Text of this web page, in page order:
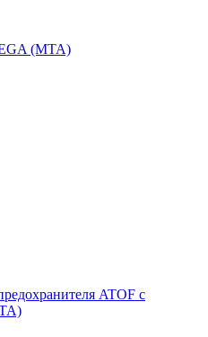
(MTA)
ATOF с